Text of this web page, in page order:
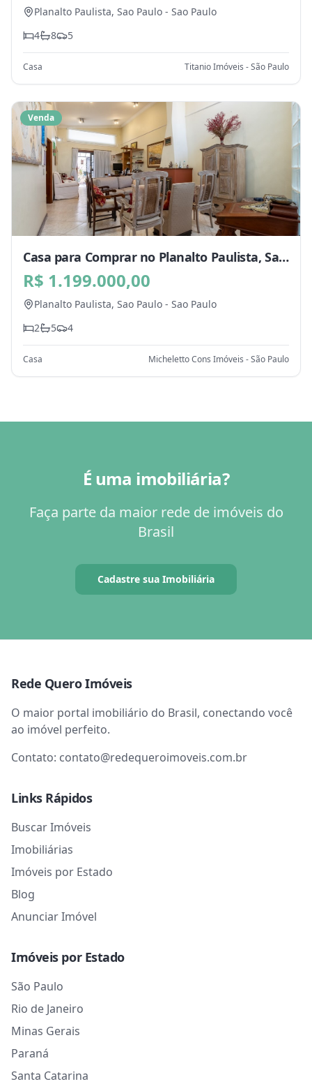
Planalto Paulista, Sao Paulo - Sao Paulo
4
8 5
Casa Titanio Imóveis - São Paulo
Venda
Casa para Comprar no Planalto Paulista, Sao
Paulo - SP
R$ 1.199.000,00
Planalto Paulista, Sao Paulo - Sao Paulo
2
5 4
Casa Micheletto Cons Imóveis - São Paulo
É uma imobiliária?
Faça parte da maior rede de imóveis do
Brasil
Cadastre sua Imobiliária
Rede Quero Imóveis
O maior portal imobiliário do Brasil, conectando você
ao imóvel perfeito.
Contato: contato@redequeroimoveis.com.br
Links Rápidos
Buscar Imóveis
Imobiliárias
Imóveis por Estado
Blog
Anunciar Imóvel
Imóveis por Estado
São Paulo
Rio de Janeiro
Minas Gerais
Paraná
Santa Catarina